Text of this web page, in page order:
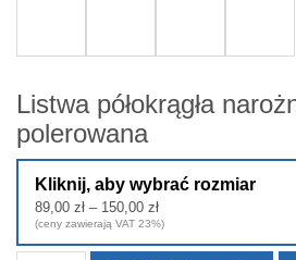
Listwa półokrągła
polerowana
Kliknij, aby wybrać rozmiar
89,00 zł – 150,00 złZakres
cen:
89,00 zł
(ceny zawierają VAT 23%)